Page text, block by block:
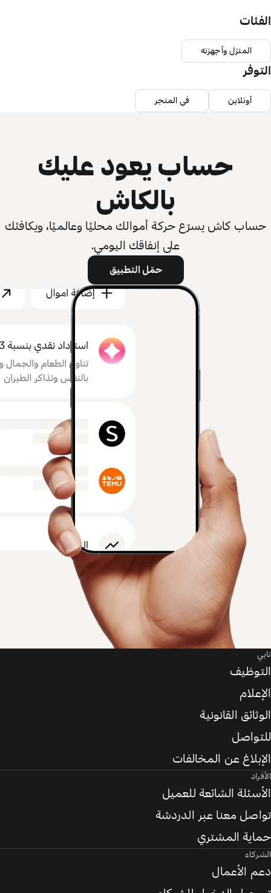
الفئات
المنزل وأجهزته
التوفر
أونلاين في المتجر
حساب يعود عليك
بالكاش
حساب كاش يسرّع حركة أموالك محليًا وعالميًا، ويكافئك
على إنفاقك اليومي.
حمّل التطبيق
تابي
التوظيف
الإعلام
الوثائق القانونية
للتواصل
الإبلاغ عن المخالفات
الأفراد
الأسئلة الشائعة للعميل
تواصل معنا عبر الدردشة
حماية المشتري
الشركاء
دعم الأعمال